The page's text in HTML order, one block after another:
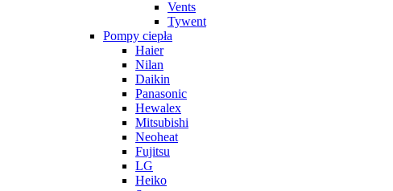
Vents
Tywent
Pompy ciepła
Haier
Nilan
Daikin
Panasonic
Hewalex
Mitsubishi
Neoheat
Fujitsu
LG
Heiko